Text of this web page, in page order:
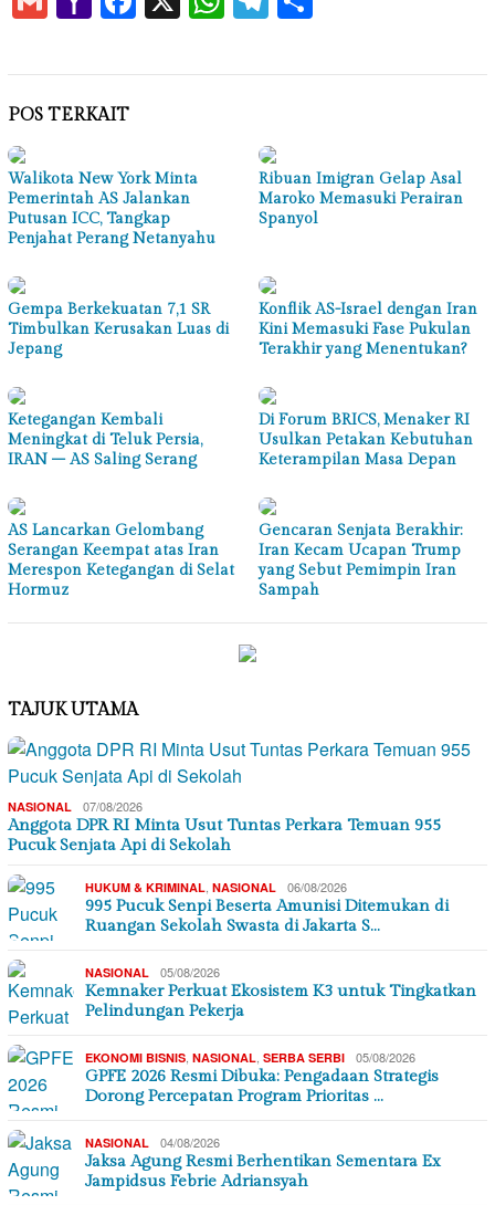
Mail
POS TERKAIT
Walikota New York Minta
Pemerintah AS Jalankan
Putusan ICC, Tangkap
Penjahat Perang Netanyahu
Ribuan Imigran Gelap Asal
Maroko Memasuki Perairan
Spanyol
Gempa Berkekuatan 7,1 SR
Timbulkan Kerusakan Luas di
Jepang
Konflik AS-Israel dengan Iran
Kini Memasuki Fase Pukulan
Terakhir yang Menentukan?
Ketegangan Kembali
Meningkat di Teluk Persia,
IRAN – AS Saling Serang
Di Forum BRICS, Menaker RI
Usulkan Petakan Kebutuhan
Keterampilan Masa Depan
AS Lancarkan Gelombang
Serangan Keempat atas Iran
Merespon Ketegangan di Selat
Hormuz
Gencaran Senjata Berakhir:
Iran Kecam Ucapan Trump
yang Sebut Pemimpin Iran
Sampah
TAJUK UTAMA
NASIONAL 07/08/2026
Anggota DPR RI Minta Usut Tuntas Perkara Temuan 955
Pucuk Senjata Api di Sekolah
HUKUM & KRIMINAL NASIONAL 06/08/2026
995 Pucuk Senpi Beserta Amunisi Ditemukan di
Ruangan Sekolah Swasta di Jakarta S…
NASIONAL 05/08/2026
Kemnaker Perkuat Ekosistem K3 untuk Tingkatkan
Pelindungan Pekerja
EKONOMI BISNIS NASIONAL SERBA SERBI 05/08/2026
GPFE 2026 Resmi Dibuka: Pengadaan Strategis
Dorong Percepatan Program Prioritas …
NASIONAL 04/08/2026
Jaksa Agung Resmi Berhentikan Sementara Ex
Jampidsus Febrie Adriansyah